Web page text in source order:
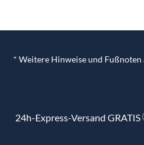
* Weitere Hinweise und Fußnoten
24h-Express-Versand GRATIS